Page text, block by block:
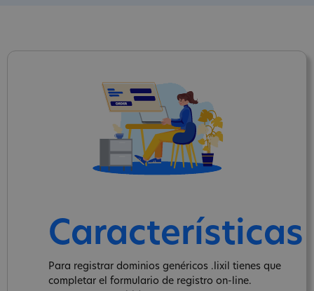
Características
Para registrar dominios genéricos .lixil tienes que
completar el formulario de registro on-line.